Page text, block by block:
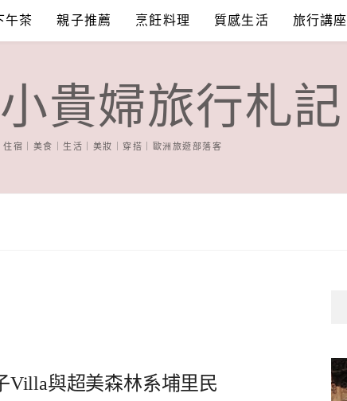
午茶 親子推薦 烹飪料理 質感生活 旅行講座
貴婦旅行札記
住宿｜美食｜生活｜美妝｜穿搭｜歐洲旅遊部落客
Villa與超美森林系埔里民